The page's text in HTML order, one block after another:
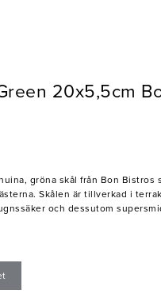
20x5,5cm
gröna skål från Bon Bistros
Skålen är tillverkad i
och dessutom
för alla högintensiva